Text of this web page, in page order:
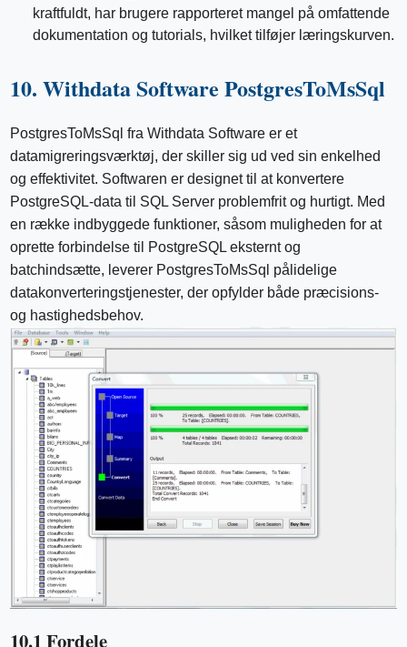
kraftfuldt, har brugere rapporteret mangel på omfattende
dokumentation og tutorials, hvilket tilføjer læringskurven.
10. Withdata Software PostgresToMsSql
PostgresToMsSql fra Withdata Software er et
datamigreringsværktøj, der skiller sig ud ved sin enkelhed
og effektivitet. Softwaren er designet til at konvertere
PostgreSQL-data til SQL Server problemfrit og hurtigt. Med
en række indbyggede funktioner, såsom muligheden for at
oprette forbindelse til PostgreSQL eksternt og
batchindsætte, leverer PostgresToMsSql pålidelige
datakonverteringstjenester, der opfylder både præcisions-
og hastighedsbehov.
10.1 Fordele